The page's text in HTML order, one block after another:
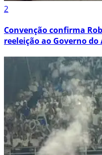
2
Convenção confirma
reeleição ao Governo do